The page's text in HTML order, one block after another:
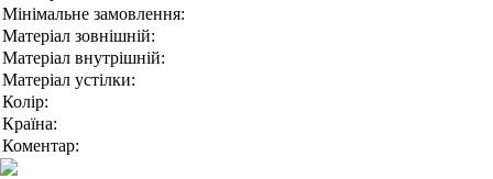
Мінімальне замовлення:
Матеріал зовнішній:
Матеріал внутрішній:
Матеріал устілки:
Колір:
Країна:
Коментар: